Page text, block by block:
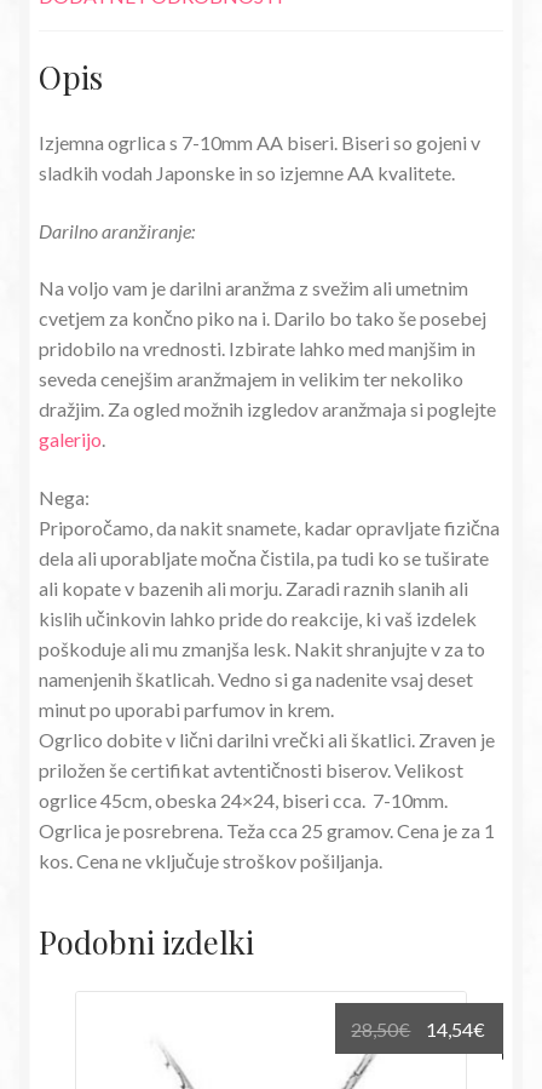
Opis
Izjemna ogrlica s 7-10mm AA biseri. Biseri so gojeni v
sladkih vodah Japonske in so izjemne AA kvalitete.
Darilno aranžiranje:
Na voljo vam je darilni aranžma z svežim ali umetnim
cvetjem za končno piko na i. Darilo bo tako še posebej
pridobilo na vrednosti. Izbirate lahko med manjšim in
seveda cenejšim aranžmajem in velikim ter nekoliko
dražjim. Za ogled možnih izgledov aranžmaja si poglejte
galerijo.
Nega:
Priporočamo, da nakit snamete, kadar opravljate fizična
dela ali uporabljate močna čistila, pa tudi ko se tuširate
ali kopate v bazenih ali morju. Zaradi raznih slanih ali
kislih učinkovin lahko pride do reakcije, ki vaš izdelek
poškoduje ali mu zmanjša lesk. Nakit shranjujte v za to
namenjenih škatlicah. Vedno si ga nadenite vsaj deset
minut po uporabi parfumov in krem.
Ogrlico dobite v lični darilni vrečki ali škatlici. Zraven je
priložen še certifikat avtentičnosti biserov. Velikost
ogrlice 45cm, obeska 24×24, biseri cca. 7-10mm.
Ogrlica je posrebrena. Teža cca 25 gramov. Cena je za 1
kos. Cena ne vključuje stroškov pošiljanja.
Podobni izdelki
28,50€
Izvirna
cena
14,54€
cena